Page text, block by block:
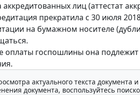
аккредитованных лиц (аттестат
прекратила с 30 июля
на бумажном носителе
оплаты госпошлины она
актуального текста
документа, воспользуйтесь